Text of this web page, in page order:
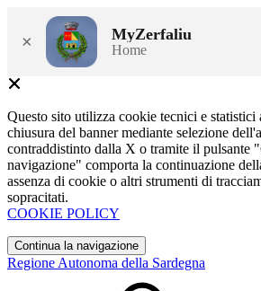
× MyZerfaliu
Home
Questo sito utilizza cookie tecnici e statistici
chiusura del banner mediante selezione
contraddistinto dalla X o tramite il pulsante
navigazione" comporta la continuazione
assenza di cookie o altri strumenti di
sopracitati.
COOKIE POLICY
Continua la navigazione
Regione Autonoma della Sardegna